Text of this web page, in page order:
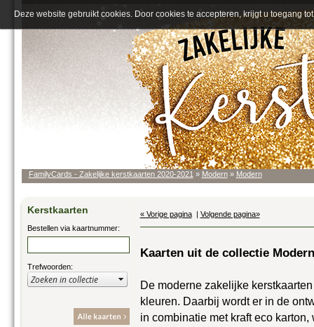
FamilyCards - Zakelijke kerstkaarten 2020-2021» Modern» Modern
« Vorige pagina| Volgende pagina»
Kaarten uit de collectie Modern
De moderne zakelijke
kleuren. Daarbij wordt er in de
in combinatie met kraft eco
Kerstkaarten
Bestellen via kaartnummer:
Trefwoorden:
Deze website gebruikt cookies. Door cookies te accepteren, krijgt u toegang